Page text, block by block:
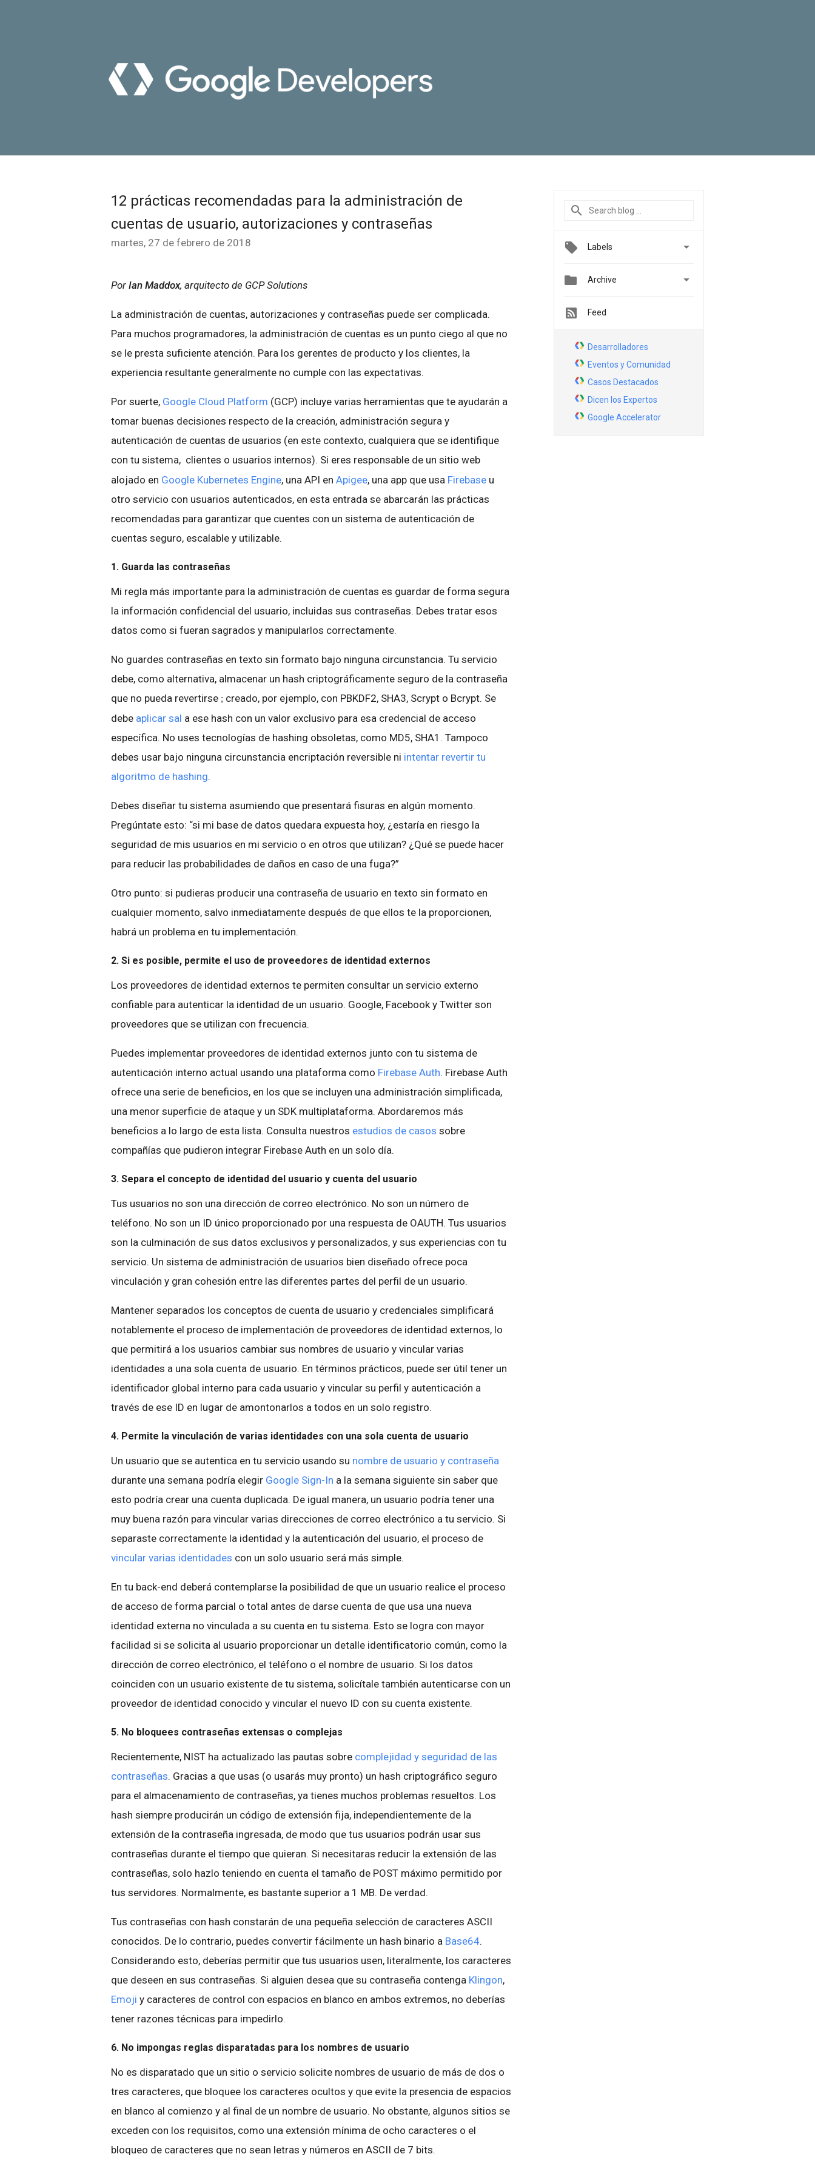
12 prácticas recomendadas para la administración de
cuentas de usuario, autorizaciones y contraseñas
martes, 27 de febrero de 2018
Por Ian Maddox, arquitecto de GCP Solutions
La administración de cuentas, autorizaciones y contraseñas puede ser complicada.
Para muchos programadores, la administración de cuentas es un punto ciego al que no
se le presta suficiente atención. Para los gerentes de producto y los clientes, la
experiencia resultante generalmente no cumple con las expectativas.
Por suerte, Google Cloud Platform (GCP) incluye varias herramientas que te ayudarán a
tomar buenas decisiones respecto de la creación, administración segura y
autenticación de cuentas de usuarios (en este contexto, cualquiera que se identifique
con tu sistema, clientes o usuarios internos). Si eres responsable de un sitio web
alojado en Google Kubernetes Engine, una API en Apigee, una app que usa Firebase u
otro servicio con usuarios autenticados, en esta entrada se abarcarán las prácticas
recomendadas para garantizar que cuentes con un sistema de autenticación de
cuentas seguro, escalable y utilizable.
1. Guarda las contraseñas
Mi regla más importante para la administración de cuentas es guardar de forma segura
la información confidencial del usuario, incluidas sus contraseñas. Debes tratar esos
datos como si fueran sagrados y manipularlos correctamente.
No guardes contraseñas en texto sin formato bajo ninguna circunstancia. Tu servicio
debe, como alternativa, almacenar un hash criptográficamente seguro de la contraseña
que no pueda revertirse ; creado, por ejemplo, con PBKDF2, SHA3, Scrypt o Bcrypt. Se
debe aplicar sal a ese hash con un valor exclusivo para esa credencial de acceso
específica. No uses tecnologías de hashing obsoletas, como MD5, SHA1. Tampoco
debes usar bajo ninguna circunstancia encriptación reversible ni intentar revertir tu
algoritmo de hashing.
Debes diseñar tu sistema asumiendo que presentará fisuras en algún momento.
Pregúntate esto: “si mi base de datos quedara expuesta hoy, ¿estaría en riesgo la
seguridad de mis usuarios en mi servicio o en otros que utilizan? ¿Qué se puede hacer
para reducir las probabilidades de daños en caso de una fuga?”
Otro punto: si pudieras producir una contraseña de usuario en texto sin formato en
cualquier momento, salvo inmediatamente después de que ellos te la proporcionen,
habrá un problema en tu implementación.
2. Si es posible, permite el uso de proveedores de identidad externos
Los proveedores de identidad externos te permiten consultar un servicio externo
confiable para autenticar la identidad de un usuario. Google, Facebook y Twitter son
proveedores que se utilizan con frecuencia.
Puedes implementar proveedores de identidad externos junto con tu sistema de
autenticación interno actual usando una plataforma como Firebase Auth. Firebase Auth
ofrece una serie de beneficios, en los que se incluyen una administración simplificada,
una menor superficie de ataque y un SDK multiplataforma. Abordaremos más
beneficios a lo largo de esta lista. Consulta nuestros estudios de casos sobre
compañías que pudieron integrar Firebase Auth en un solo día.
3. Separa el concepto de identidad del usuario y cuenta del usuario
Tus usuarios no son una dirección de correo electrónico. No son un número de
teléfono. No son un ID único proporcionado por una respuesta de OAUTH. Tus usuarios
son la culminación de sus datos exclusivos y personalizados, y sus experiencias con tu
servicio. Un sistema de administración de usuarios bien diseñado ofrece poca
vinculación y gran cohesión entre las diferentes partes del perfil de un usuario.
Mantener separados los conceptos de cuenta de usuario y credenciales simplificará
notablemente el proceso de implementación de proveedores de identidad externos, lo
que permitirá a los usuarios cambiar sus nombres de usuario y vincular varias
identidades a una sola cuenta de usuario. En términos prácticos, puede ser útil tener un
identificador global interno para cada usuario y vincular su perfil y autenticación a
través de ese ID en lugar de amontonarlos a todos en un solo registro.
4. Permite la vinculación de varias identidades con una sola cuenta de usuario
Un usuario que se autentica en tu servicio usando su nombre de usuario y contraseña
durante una semana podría elegir Google Sign-In a la semana siguiente sin saber que
esto podría crear una cuenta duplicada. De igual manera, un usuario podría tener una
muy buena razón para vincular varias direcciones de correo electrónico a tu servicio. Si
separaste correctamente la identidad y la autenticación del usuario, el proceso de
vincular varias identidades con un solo usuario será más simple.
En tu back-end deberá contemplarse la posibilidad de que un usuario realice el proceso
de acceso de forma parcial o total antes de darse cuenta de que usa una nueva
identidad externa no vinculada a su cuenta en tu sistema. Esto se logra con mayor
facilidad si se solicita al usuario proporcionar un detalle identificatorio común, como la
dirección de correo electrónico, el teléfono o el nombre de usuario. Si los datos
coinciden con un usuario existente de tu sistema, solicítale también autenticarse con un
proveedor de identidad conocido y vincular el nuevo ID con su cuenta existente.
5. No bloquees contraseñas extensas o complejas
Recientemente, NIST ha actualizado las pautas sobre complejidad y seguridad de las
contraseñas. Gracias a que usas (o usarás muy pronto) un hash criptográfico seguro
para el almacenamiento de contraseñas, ya tienes muchos problemas resueltos. Los
hash siempre producirán un código de extensión fija, independientemente de la
extensión de la contraseña ingresada, de modo que tus usuarios podrán usar sus
contraseñas durante el tiempo que quieran. Si necesitaras reducir la extensión de las
contraseñas, solo hazlo teniendo en cuenta el tamaño de POST máximo permitido por
tus servidores. Normalmente, es bastante superior a 1 MB. De verdad.
Tus contraseñas con hash constarán de una pequeña selección de caracteres ASCII
conocidos. De lo contrario, puedes convertir fácilmente un hash binario a Base64.
Considerando esto, deberías permitir que tus usuarios usen, literalmente, los caracteres
que deseen en sus contraseñas. Si alguien desea que su contraseña contenga Klingon,
Emoji y caracteres de control con espacios en blanco en ambos extremos, no deberías
tener razones técnicas para impedirlo.
6. No impongas reglas disparatadas para los nombres de usuario
No es disparatado que un sitio o servicio solicite nombres de usuario de más de dos o
tres caracteres, que bloquee los caracteres ocultos y que evite la presencia de espacios
en blanco al comienzo y al final de un nombre de usuario. No obstante, algunos sitios se
exceden con los requisitos, como una extensión mínima de ocho caracteres o el
bloqueo de caracteres que no sean letras y números en ASCII de 7 bits.
Labels 
 Archive 
Feed
Desarrolladores
Eventos y Comunidad
Casos Destacados
Dicen los Expertos
Google Accelerator